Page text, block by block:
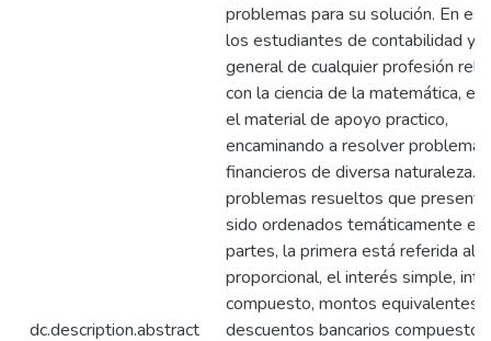
dc.description.abstract
problemas para su solución. En
los estudiantes de contabilidad y
general de cualquier profesión
con la ciencia de la matemática,
el material de apoyo practico,
encaminando a resolver problemas
financieros de diversa naturaleza.
problemas resueltos que presenta
sido ordenados temáticamente en
partes, la primera está referida al
proporcional, el interés simple,
compuesto, montos equivalentes,
descuentos bancarios compuesto,